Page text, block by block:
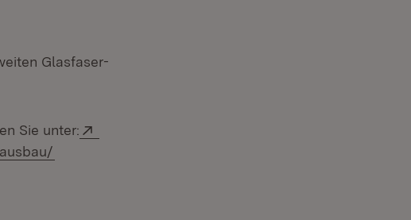
Glasfaser-
Sie unter: